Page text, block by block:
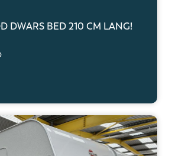
DWARS BED 210 CM LANG!